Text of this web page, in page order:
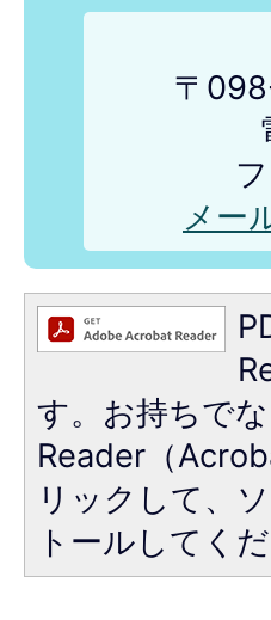
〒
メー
す。お持ちで
Reader（
リックして、
トールしてくだ